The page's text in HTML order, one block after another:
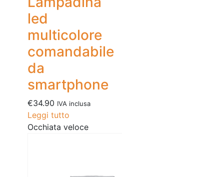
led
multicolore
comandabile
da
smartphone
€34.90 IVA inclusa
Leggi tutto
Occhiata veloce